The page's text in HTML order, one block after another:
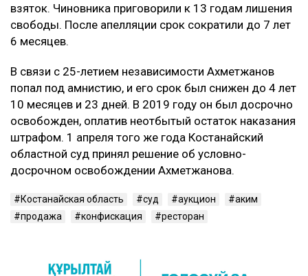
взяток. Чиновника приговорили к 13 годам лишения
свободы. После апелляции срок сократили до 7 лет
6 месяцев.
В связи с 25-летием независимости Ахметжанов
попал под амнистию, и его срок был снижен до 4 лет
10 месяцев и 23 дней. В 2019 году он был досрочно
освобожден, оплатив неотбытый остаток наказания
штрафом. 1 апреля того же года Костанайский
областной суд принял решение об условно-
досрочном освобождении Ахметжанова.
Костанайская область суд аукцион
аким
продажа
конфискация ресторан